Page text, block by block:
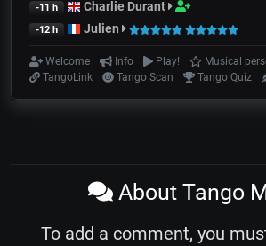
-11 h Charlie Durant
-12 h Julien
Welcome Info Play!
Musical
TangoLink
Tango Scan Tango Quiz
About Tango
To add a comment, you